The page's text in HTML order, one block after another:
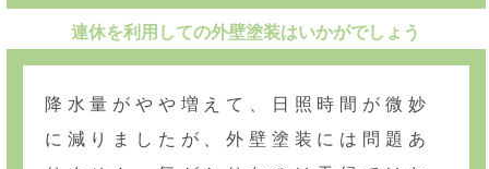
連休を利用しての外壁塗装はいかがでしょう
降水量がやや増えて、日照時間が微妙
に減りましたが、外壁塗装には問題あ